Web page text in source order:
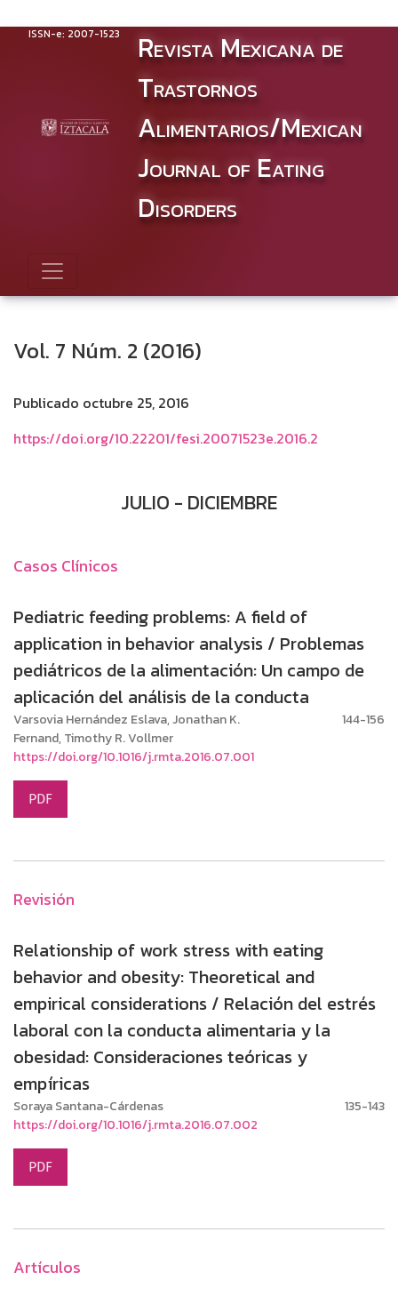
ISSN-e: 2007-1523
Vol. 7 Núm. 2 (2016): JULIO - DICIEMBRE
Revista Mexicana de
Trastornos
Alimentarios/Mexican
Journal of Eating
Disorders
Vol. 7 Núm. 2 (2016)
Publicado octubre 25, 2016
https://doi.org/10.22201/fesi.20071523e.2016.2
JULIO - DICIEMBRE
Casos Clínicos
Pediatric feeding problems: A field of
application in behavior analysis / Problemas
pediátricos de la alimentación: Un campo de
aplicación del análisis de la conducta
Varsovia Hernández Eslava, Jonathan K.
Fernand, Timothy R. Vollmer
144-156
https://doi.org/10.1016/j.rmta.2016.07.001
PDF
Revisión
Relationship of work stress with eating
behavior and obesity: Theoretical and
empirical considerations / Relación del estrés
laboral con la conducta alimentaria y la
obesidad: Consideraciones teóricas y
empíricas
Soraya Santana-Cárdenas
135-143
https://doi.org/10.1016/j.rmta.2016.07.002
PDF
Artículos